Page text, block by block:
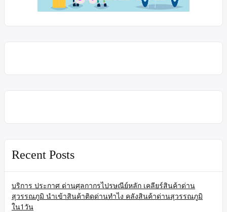
Recent Posts
บริการ ประกาศ ด่านศุลกากรไปรษณีย์หลัก เคลียร์สินค้าด่าน
สุวรรณภูมิ นำเข้าสินค้าติดด่านทำไง คลังสินค้าด่านสุวรรณภูมิ
ใน1วัน